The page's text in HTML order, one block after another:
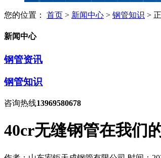
您的位置： 首页 > 新闻中心 > 钢管知识 >
新闻中心
钢管资讯
钢管知识
咨询热线13969580678
40cr无缝钢管在我们